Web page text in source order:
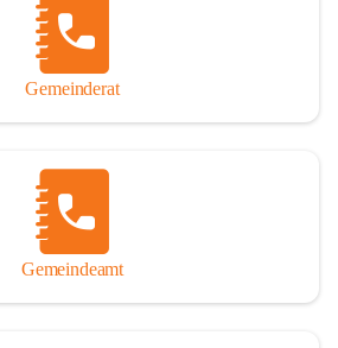
Gemeinderat
Gemeindeamt